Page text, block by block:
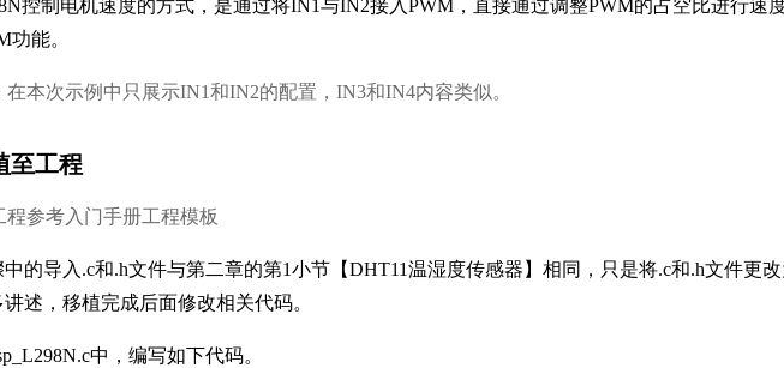
制电机速度的方式，是通过将IN1与IN2接入PWM，直接通过调整PWM的占空比进行速
功能。
在本次示例中只展示IN1和IN2的配置，IN3和IN4内容类似。
至工程
程参考入门手册工程模板
的导入.c和.h文件与第二章的第1小节【DHT11温湿度传感器】相同，只是将.c和.h文件更改
述，移植完成后面修改相关代码。
中，编写如下代码。